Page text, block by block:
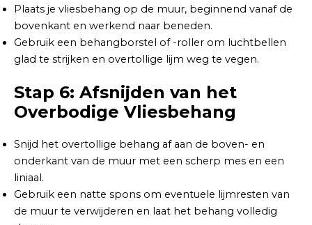
Plaats je vliesbehang op de muur, beginnend vanaf de
bovenkant en werkend naar beneden.
Gebruik een behangborstel of -roller om luchtbellen
glad te strijken en overtollige lijm weg te vegen.
Stap 6: Afsnijden van het
Overbodige Vliesbehang
Snijd het overtollige behang af aan de boven- en
onderkant van de muur met een scherp mes en een
liniaal.
Gebruik een natte spons om eventuele lijmresten van
de muur te verwijderen en laat het behang volledig